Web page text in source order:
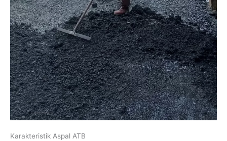
Karakteristik Aspal ATB